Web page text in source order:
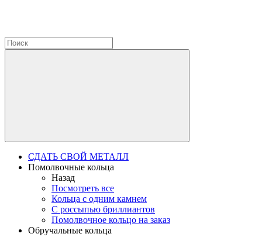
СДАТЬ СВОЙ МЕТАЛЛ
Помолвочные кольца
Назад
Посмотреть все
Кольца с одним камнем
С россыпью бриллиантов
Помолвочное кольцо на заказ
Обручальные кольца